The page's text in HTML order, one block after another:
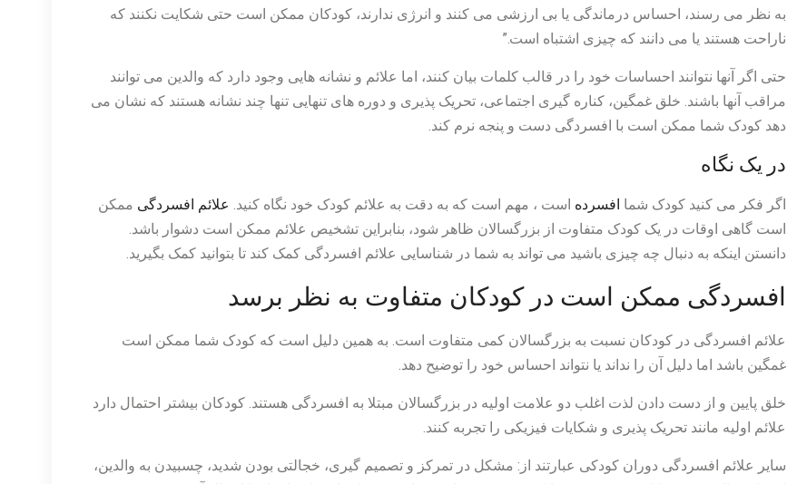
به نظر می رسند، احساس درماندگی یا بی ارزشی می کنند و انرژی ندارند، کودکان ممکن است حتی شکایت نکنند که
ناراحت هستند یا می دانند که چیزی اشتباه است.”
حتی اگر آنها نتوانند احساسات خود را در قالب کلمات بیان کنند، اما علائم و نشانه هایی وجود دارد که والدین می توانند
مراقب آنها باشند. خلق غمگین، کناره گیری اجتماعی، تحریک پذیری و دوره های تنهایی تنها چند نشانه هستند که نشان می
دهد کودک شما ممکن است با افسردگی دست و پنجه نرم کند.
در یک نگاه
اگر فکر می کنید کودک شما افسرده است ، مهم است که به دقت به علائم کودک خود نگاه کنید. علائم افسردگی ممکن
است گاهی اوقات در یک کودک متفاوت از بزرگسالان ظاهر شود، بنابراین تشخیص علائم ممکن است دشوار باشد.
دانستن اینکه به دنبال چه چیزی باشید می تواند به شما در شناسایی علائم افسردگی کمک کند تا بتوانید کمک بگیرید.
افسردگی ممکن است در کودکان متفاوت به نظر برسد
علائم افسردگی در کودکان نسبت به بزرگسالان کمی متفاوت است. به همین دلیل است که کودک شما ممکن است
غمگین باشد اما دلیل آن را نداند یا نتواند احساس خود را توضیح دهد.
خلق پایین و از دست دادن لذت اغلب دو علامت اولیه در بزرگسالان مبتلا به افسردگی هستند. کودکان بیشتر احتمال دارد
علائم اولیه مانند تحریک پذیری و شکایات فیزیکی را تجربه کنند.
سایر علائم افسردگی دوران کودکی عبارتند از: مشکل در تمرکز و تصمیم گیری، خجالتی بودن شدید، چسبیدن به والدین،